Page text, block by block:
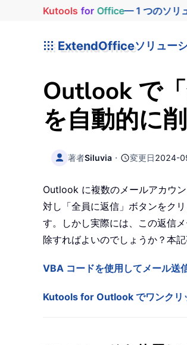
Kutools for Office— 1 つのソリ
ExtendOfficeソリュー
Outlook で
を自動的に
著者Siluvia ・ 変更日2024-
Outlook に複数のメールアカウ
対し「全員に返信」ボタンをク
す。しかし実際には、この返信
除すればよいのでしょうか？本
VBA コードを使用してメール送
Kutools for Outlook でワンクリ